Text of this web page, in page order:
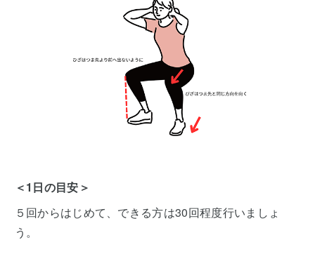
＜1日の目安＞
５回からはじめて、できる方は30回程度行いましょ
う。